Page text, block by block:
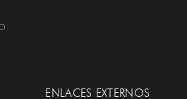
ENLACES EXTERNOS